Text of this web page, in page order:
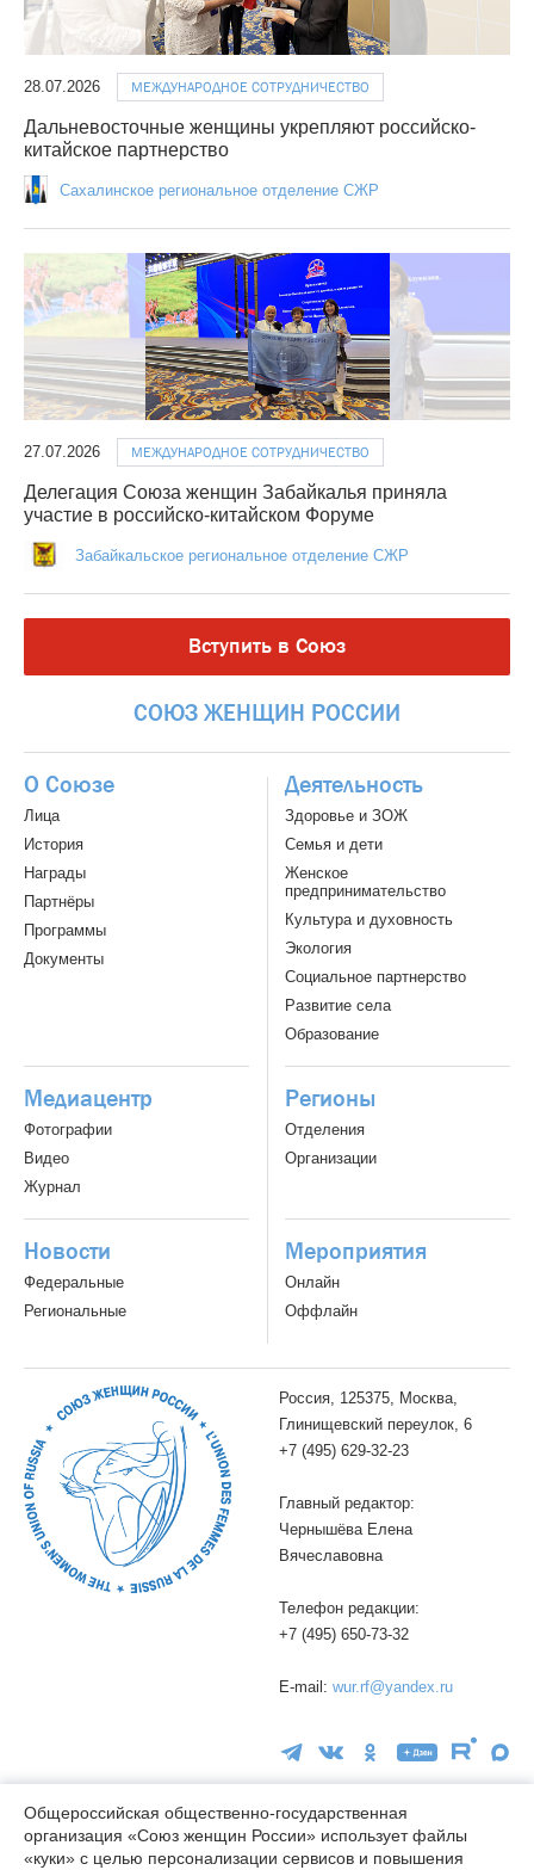
28.07.2026 МЕЖДУНАРОДНОЕ СОТРУДНИЧЕСТВО
Дальневосточные женщины укрепляют российско-
китайское партнерство
Сахалинское региональное отделение СЖР
27.07.2026 МЕЖДУНАРОДНОЕ СОТРУДНИЧЕСТВО
Делегация Союза женщин Забайкалья приняла
участие в российско-китайском Форуме
Забайкальское региональное отделение СЖР
Вступить в Союз
СОЮЗ ЖЕНЩИН РОССИИ
О Союзе
Лица
История
Награды
Партнёры
Программы
Документы
Деятельность
Здоровье и ЗОЖ
Семья и дети
Женское
предпринимательство
Культура и духовность
Экология
Социальное партнерство
Развитие села
Образование
Медиацентр
Фотографии
Видео
Журнал
Регионы
Отделения
Организации
Новости
Федеральные
Региональные
Мероприятия
Онлайн
Оффлайн
Россия, 125375, Москва,
Глинищевский переулок, 6
+7 (495) 629-32-23
Главный редактор:
Чернышёва Елена
Вячеславовна
Телефон редакции:
+7 (495) 650-73-32
E-mail: wur.rf@yandex.ru
16+
Общероссийская общественно-государственная
организация «Союз женщин России» использует файлы
«куки» с целью персонализации сервисов и повышения